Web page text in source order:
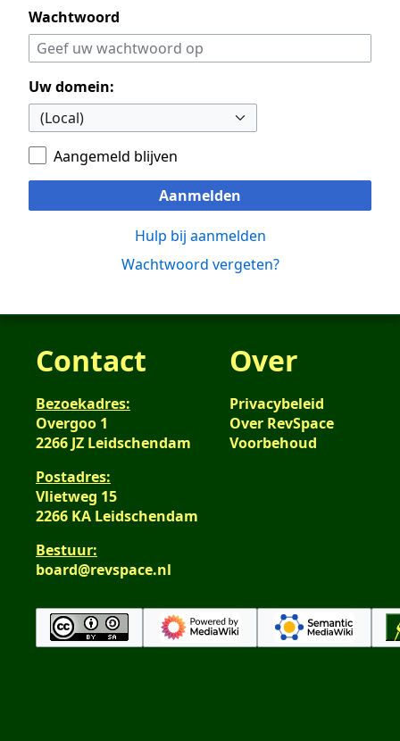
Wachtwoord
Uw domein:
Aangemeld blijven
Aanmelden
Hulp bij aanmelden
Wachtwoord vergeten?
Contact
Bezoekadres:
Overgoo 1
2266 JZ Leidschendam
Postadres:
Vlietweg 15
2266 KA Leidschendam
Bestuur:
board@revspace.nl
Over
Privacybeleid
Over RevSpace
Voorbehoud